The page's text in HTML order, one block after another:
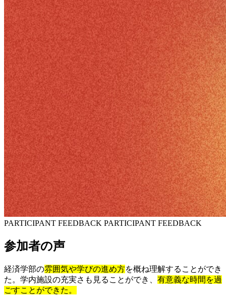
PARTICIPANT FEEDBACK PARTICIPANT FEEDBACK
参加者の声
経済学部の雰囲気や学びの進め方を概ね理解することができ
た。学内施設の充実さも見ることができ、 有意義な時間を過
ごすことができた。